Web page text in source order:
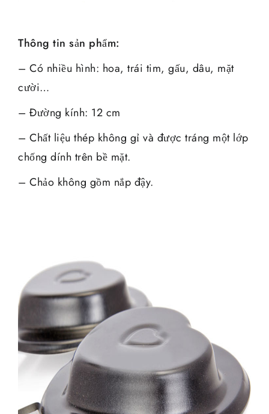
Thông tin sản phẩm:
– Có nhiều hình: hoa, trái tim, gấu, dâu, mặt
cười…
– Đường kính: 12 cm
– Chất liệu thép không gỉ và được tráng một lớp
chống dính trên bề mặt.
– Chảo không gồm nắp đậy.